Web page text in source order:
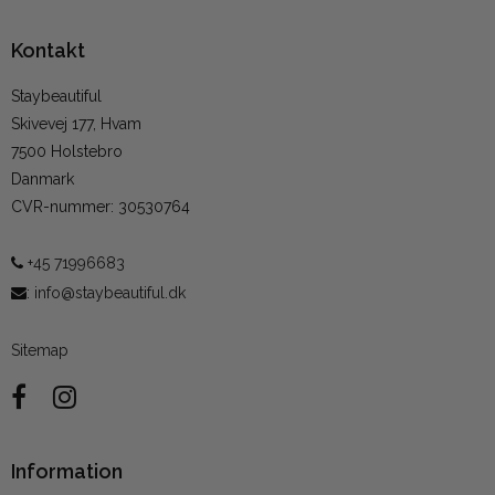
Kontakt
Staybeautiful
Skivevej 177, Hvam
7500 Holstebro
Danmark
CVR-nummer: 30530764
+45 71996683
: info@staybeautiful.dk
Sitemap
Information